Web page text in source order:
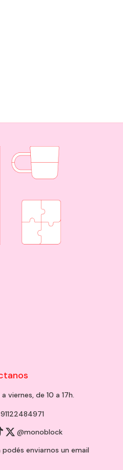
viernes, de 10 a 17h.
@monoblock
podés enviarnos un email